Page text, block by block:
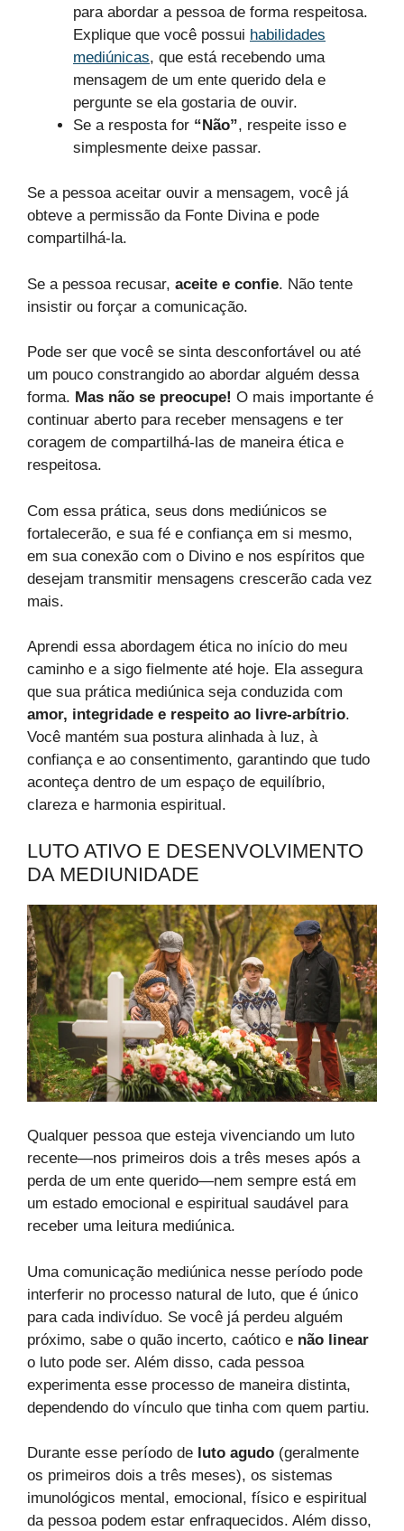
para abordar a pessoa de forma respeitosa.
Explique que você possui habilidades
mediúnicas, que está recebendo uma
mensagem de um ente querido dela e
pergunte se ela gostaria de ouvir.
Se a resposta for “Não”, respeite isso e
simplesmente deixe passar.
Se a pessoa aceitar ouvir a mensagem, você já
obteve a permissão da Fonte Divina e pode
compartilhá-la.
Se a pessoa recusar, aceite e confie. Não tente
insistir ou forçar a comunicação.
Pode ser que você se sinta desconfortável ou até
um pouco constrangido ao abordar alguém dessa
forma. Mas não se preocupe! O mais importante é
continuar aberto para receber mensagens e ter
coragem de compartilhá-las de maneira ética e
respeitosa.
Com essa prática, seus dons mediúnicos se
fortalecerão, e sua fé e confiança em si mesmo,
em sua conexão com o Divino e nos espíritos que
desejam transmitir mensagens crescerão cada vez
mais.
Aprendi essa abordagem ética no início do meu
caminho e a sigo fielmente até hoje. Ela assegura
que sua prática mediúnica seja conduzida com
amor, integridade e respeito ao livre-arbítrio.
Você mantém sua postura alinhada à luz, à
confiança e ao consentimento, garantindo que tudo
aconteça dentro de um espaço de equilíbrio,
clareza e harmonia espiritual.
LUTO ATIVO E DESENVOLVIMENTO
DA MEDIUNIDADE
Qualquer pessoa que esteja vivenciando um luto
recente—nos primeiros dois a três meses após a
perda de um ente querido—nem sempre está em
um estado emocional e espiritual saudável para
receber uma leitura mediúnica.
Uma comunicação mediúnica nesse período pode
interferir no processo natural de luto, que é único
para cada indivíduo. Se você já perdeu alguém
próximo, sabe o quão incerto, caótico e não linear
o luto pode ser. Além disso, cada pessoa
experimenta esse processo de maneira distinta,
dependendo do vínculo que tinha com quem partiu.
Durante esse período de luto agudo (geralmente
os primeiros dois a três meses), os sistemas
imunológicos mental, emocional, físico e espiritual
da pessoa podem estar enfraquecidos. Além disso,